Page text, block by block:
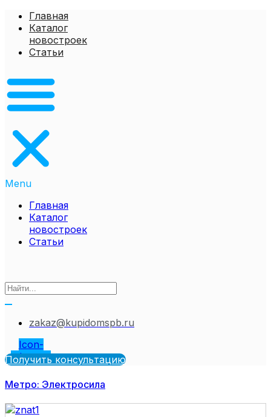
Перейти
содержимому
Главная
Каталог
новостроек
Статьи
Menu
Главная
Каталог
новостроек
Статьи
zakaz@kupidomspb.ru
Icon-
telegram
Получить консультацию
Метро: Электросила